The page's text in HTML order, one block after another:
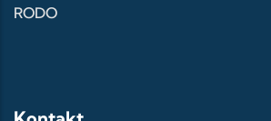
RODO